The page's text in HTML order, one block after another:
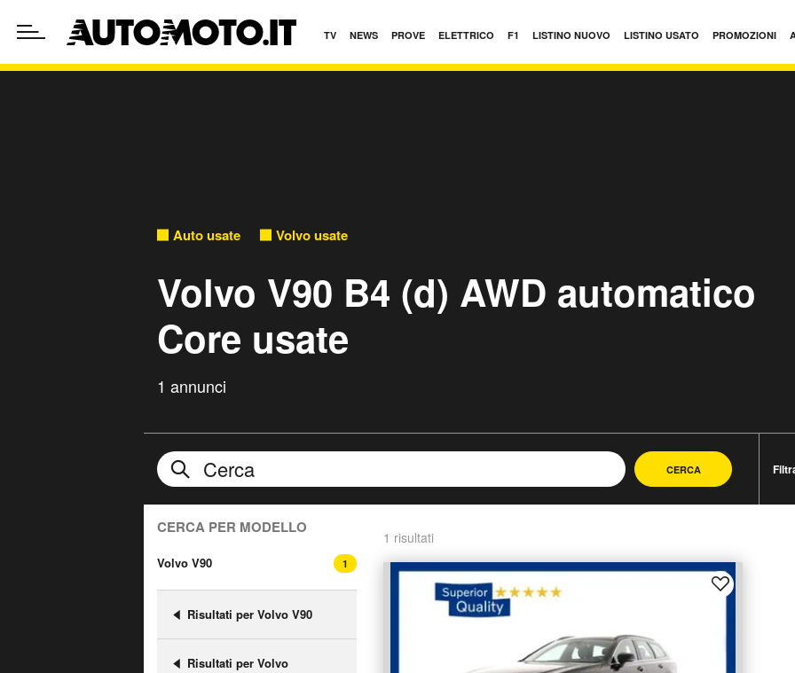
TV NEWS PROVE ELETTRICO F1 LISTINO NUOVO LISTINO USATO PROMOZIONI
Auto usate Volvo usate
Volvo V90 B4 (d) AWD automatico
Core usate
1 annunci
CERCA
CERCA PER MODELLO
Volvo V90 1
Risultati per Volvo V90
Risultati per Volvo
1 risultati